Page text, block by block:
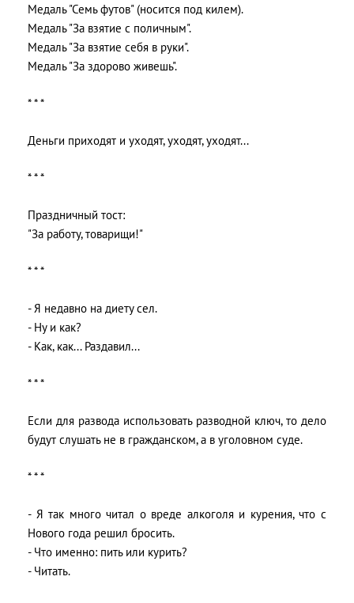
Медаль "Семь футов" (носится под килем).
Медаль "За взятие с поличным".
Медаль "За взятие себя в руки".
Медаль "За здорово живешь".
* * *
Деньги приходят и уходят, уходят, уходят...
* * *
Праздничный тост:
"За работу, товарищи!"
* * *
- Я недавно на диету сел.
- Ну и как?
- Как, как... Раздавил...
* * *
Если для развода использовать разводной ключ, то дело
будут слушать не в гражданском, а в уголовном суде.
* * *
- Я так много читал о вреде алкоголя и курения, что с
Нового года решил бросить.
- Что именно: пить или курить?
- Читать.